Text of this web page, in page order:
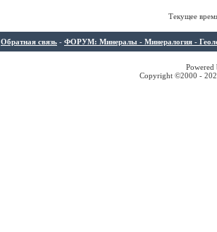
Текущее
Обратная связь - ФОРУМ: Минералы - Минералогия -
Copyright ©2000 -